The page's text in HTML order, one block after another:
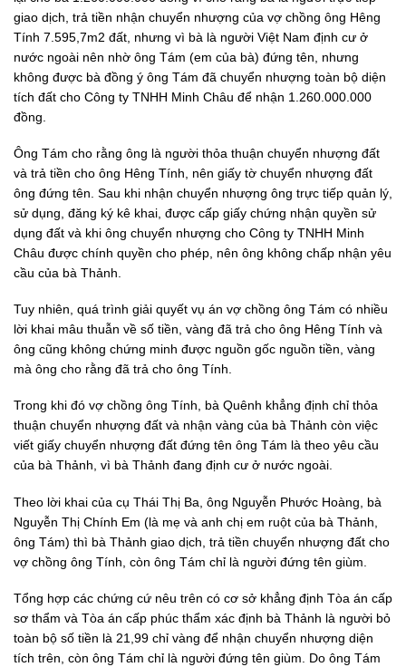
giao dịch, trả tiền nhận chuyển nhượng của vợ chồng ông Hêng
Tính 7.595,7m2 đất, nhưng vì bà là người Việt Nam định cư ở
nước ngoài nên nhờ ông Tám (em của bà) đứng tên, nhưng
không được bà đồng ý ông Tám đã chuyển nhượng toàn bộ diện
tích đất cho Công ty TNHH Minh Châu để nhận 1.260.000.000
đồng.
Ông Tám cho rằng ông là người thỏa thuận chuyển nhượng đất
và trả tiền cho ông Hêng Tính, nên giấy tờ chuyển nhượng đất
ông đứng tên. Sau khi nhận chuyển nhượng ông trực tiếp quản lý,
sử dụng, đăng ký kê khai, được cấp giấy chứng nhận quyền sử
dụng đất và khi ông chuyển nhượng cho Công ty TNHH Minh
Châu được chính quyền cho phép, nên ông không chấp nhận yêu
cầu của bà Thảnh.
Tuy nhiên, quá trình giải quyết vụ án vợ chồng ông Tám có nhiều
lời khai mâu thuẫn về số tiền, vàng đã trả cho ông Hêng Tính và
ông cũng không chứng minh được nguồn gốc nguồn tiền, vàng
mà ông cho rằng đã trả cho ông Tính.
Trong khi đó vợ chồng ông Tính, bà Quênh khẳng định chỉ thỏa
thuận chuyển nhượng đất và nhận vàng của bà Thảnh còn việc
viết giấy chuyển nhượng đất đứng tên ông Tám là theo yêu cầu
của bà Thảnh, vì bà Thảnh đang định cư ở nước ngoài.
Theo lời khai của cụ Thái Thị Ba, ông Nguyễn Phước Hoàng, bà
Nguyễn Thị Chính Em (là mẹ và anh chị em ruột của bà Thảnh,
ông Tám) thì bà Thảnh giao dịch, trả tiền chuyển nhượng đất cho
vợ chồng ông Tính, còn ông Tám chỉ là người đứng tên giùm.
Tổng hợp các chứng cứ nêu trên có cơ sở khẳng định Tòa án cấp
sơ thẩm và Tòa án cấp phúc thẩm xác định bà Thảnh là người bỏ
toàn bộ số tiền là 21,99 chỉ vàng để nhận chuyển nhượng diện
tích trên, còn ông Tám chỉ là người đứng tên giùm. Do ông Tám